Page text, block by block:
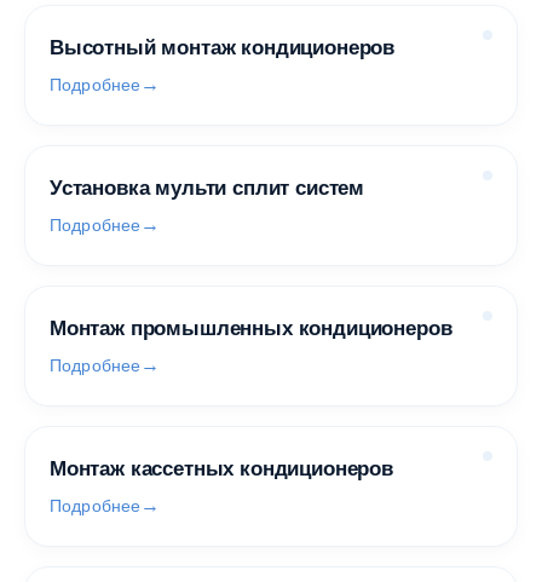
Высотный монтаж кондиционеров
Подробнее
Установка мульти сплит систем
Подробнее
Монтаж промышленных кондиционеров
Подробнее
Монтаж кассетных кондиционеров
Подробнее